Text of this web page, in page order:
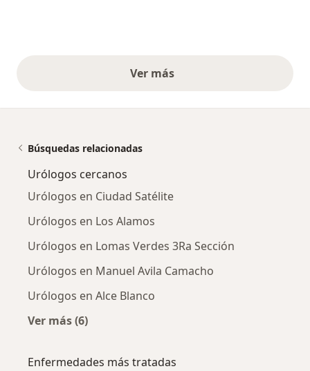
Ver másopiniones anteriores
Búsquedas relacionadas
Urólogos cercanos
Urólogos en Ciudad Satélite
Urólogos en Los Alamos
Urólogos en Lomas Verdes 3Ra Sección
Urólogos en Manuel Avila Camacho
Urólogos en Alce Blanco
Ver más (6)
Enfermedades más tratadas